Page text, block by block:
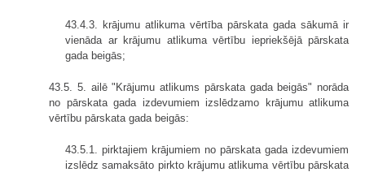
43.4.3. krājumu atlikuma vērtība pārskata gada sākumā ir
vienāda ar krājumu atlikuma vērtību iepriekšējā pārskata
gada beigās;
43.5. 5. ailē "Krājumu atlikums pārskata gada beigās" norāda
no pārskata gada izdevumiem izslēdzamo krājumu atlikuma
vērtību pārskata gada beigās:
43.5.1. pirktajiem krājumiem no pārskata gada izdevumiem
izslēdz samaksāto pirkto krājumu atlikuma vērtību pārskata